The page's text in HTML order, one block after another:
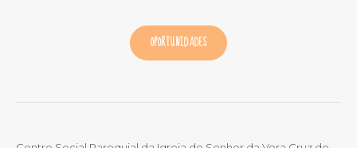
OPORTUNIDADES